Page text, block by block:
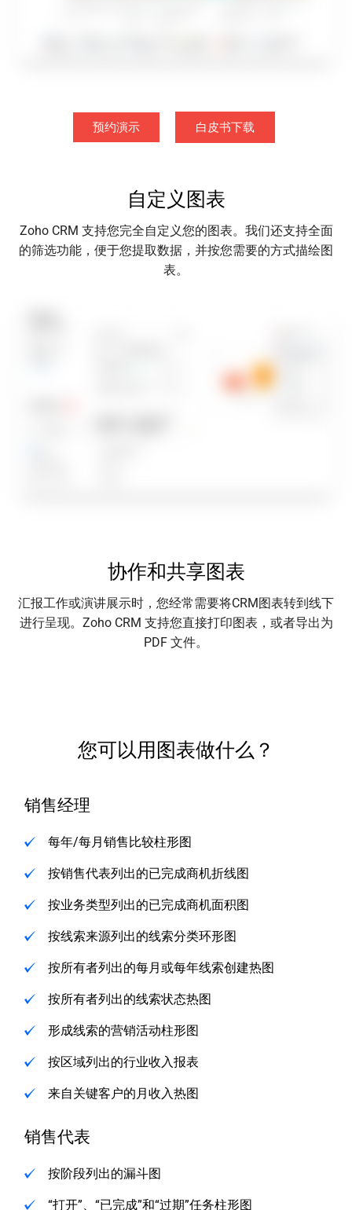
预约演示 白皮书下载
自定义图表
Zoho CRM 支持您完全自定义您的图表。我们还支持全面
的筛选功能，便于您提取数据，并按您需要的方式描绘图
表。
协作和共享图表
汇报工作或演讲展示时，您经常需要将CRM图表转到线下
进行呈现。Zoho CRM 支持您直接打印图表，或者导出为
PDF 文件。
您可以用图表做什么？
销售经理
每年/每月销售比较柱形图
按销售代表列出的已完成商机折线图
按业务类型列出的已完成商机面积图
按线索来源列出的线索分类环形图
按所有者列出的每月或每年线索创建热图
按所有者列出的线索状态热图
形成线索的营销活动柱形图
按区域列出的行业收入报表
来自关键客户的月收入热图
销售代表
按阶段列出的漏斗图
“打开”、“已完成”和“过期”任务柱形图